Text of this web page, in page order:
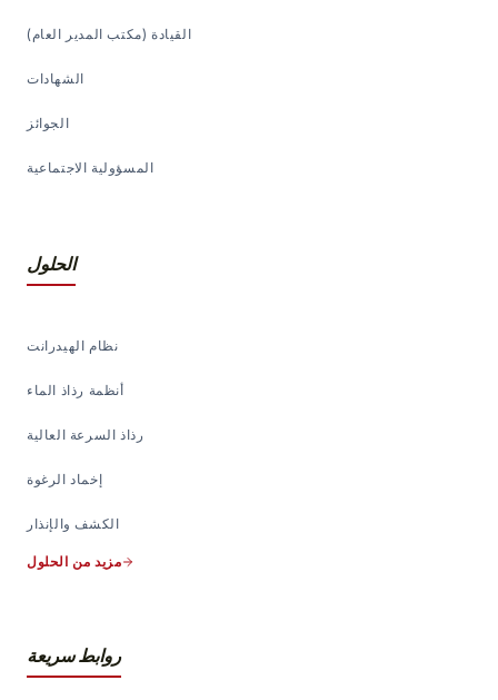
القيادة (مكتب المدير العام)
الشهادات
الجوائز
المسؤولية الاجتماعية
الحلول
نظام الهيدرانت
أنظمة رذاذ الماء
رذاذ السرعة العالية
إخماد الرغوة
الكشف والإنذار
مزيد من الحلول
روابط سريعة